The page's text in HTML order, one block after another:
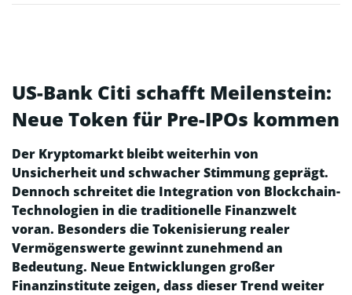
US-Bank Citi schafft Meilenstein:
Neue Token für Pre-IPOs kommen
Der Kryptomarkt bleibt weiterhin von
Unsicherheit und schwacher Stimmung geprägt.
Dennoch schreitet die Integration von Blockchain-
Technologien in die traditionelle Finanzwelt
voran. Besonders die Tokenisierung realer
Vermögenswerte gewinnt zunehmend an
Bedeutung. Neue Entwicklungen großer
Finanzinstitute zeigen, dass dieser Trend weiter